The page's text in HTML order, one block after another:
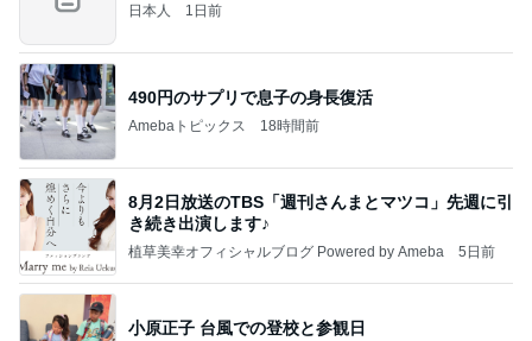
日本人 1日前
490円のサプリで息子の身長復活
Amebaトピックス 18時間前
8月2日放送のTBS「週刊さんまとマツコ」先週に引
き続き出演します♪
植草美幸オフィシャルブログ Powered by Ameba 5日前
小原正子 台風での登校と参観日